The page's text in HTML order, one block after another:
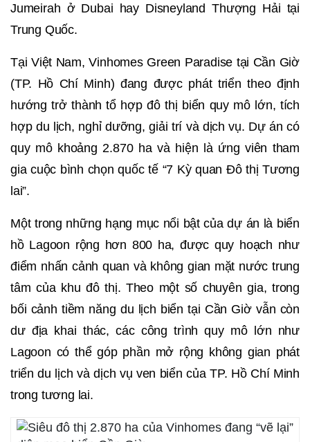
Jumeirah ở Dubai hay Disneyland Thượng Hải tại
Trung Quốc.
Tại Việt Nam, Vinhomes Green Paradise tại Cần Giờ
(TP. Hồ Chí Minh) đang được phát triển theo định
hướng trở thành tổ hợp đô thị biển quy mô lớn, tích
hợp du lịch, nghỉ dưỡng, giải trí và dịch vụ. Dự án có
quy mô khoảng 2.870 ha và hiện là ứng viên tham
gia cuộc bình chọn quốc tế “7 Kỳ quan Đô thị Tương
lai”.
Một trong những hạng mục nổi bật của dự án là biển
hồ Lagoon rộng hơn 800 ha, được quy hoạch như
điểm nhấn cảnh quan và không gian mặt nước trung
tâm của khu đô thị. Theo một số chuyên gia, trong
bối cảnh tiềm năng du lịch biển tại Cần Giờ vẫn còn
dư địa khai thác, các công trình quy mô lớn như
Lagoon có thể góp phần mở rộng không gian phát
triển du lịch và dịch vụ ven biển của TP. Hồ Chí Minh
trong tương lai.